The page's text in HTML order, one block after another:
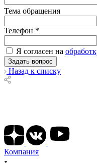
Тема обращения
Телефон *
Я согласен на
Назад к списку
Компания